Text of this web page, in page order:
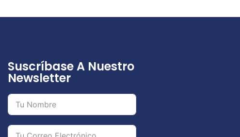
Suscríbase A Nuestro
Newsletter